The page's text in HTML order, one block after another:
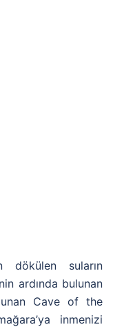
suların
ardında bulunan
Cave of the
inmenizi